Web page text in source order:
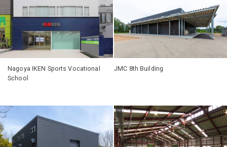
Nagoya IKEN Sports Vocational
School
JMC 8th Building